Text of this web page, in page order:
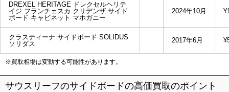
DREXEL HERITAGE ドレクセルヘリテ
イジ フランチェスカ クリデンザ サイド
ボード キャビネット マホガニー
2024年10月
クラスティーナ サイドボード SOLIDUS
ソリダス
2017年6月
※買取相場は変動する可能性があります。
サウスリーフのサイドボードの高価買取のポイント